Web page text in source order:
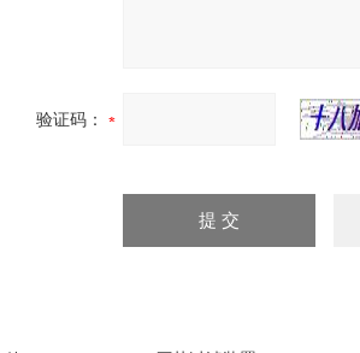
验证码：